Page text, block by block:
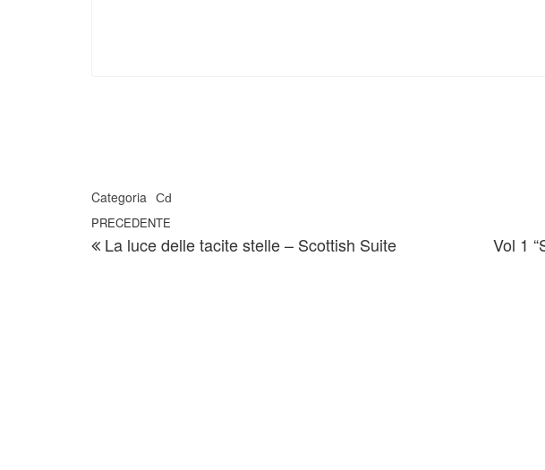
Categoria Cd
Navigazione articoli
Articolo precedente
PRECEDENTE
La luce delle tacite stelle – Scottish Suite
Vol 1